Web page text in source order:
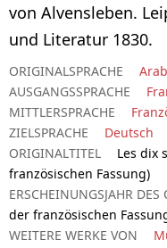
von Alvensleben.
und Literatur 1830.
ORIGINALSPRACHE
AUSGANGSSPRACHE
MITTLERSPRACHE
ZIELSPRACHE
Deutsch
ORIGINALTITEL
Les dix
französischen Fassung)
ERSCHEINUNGSJAHR DES
der französischen
WEITERE WERKE VON